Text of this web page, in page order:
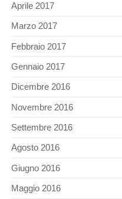
Aprile 2017
Marzo 2017
Febbraio 2017
Gennaio 2017
Dicembre 2016
Novembre 2016
Settembre 2016
Agosto 2016
Giugno 2016
Maggio 2016